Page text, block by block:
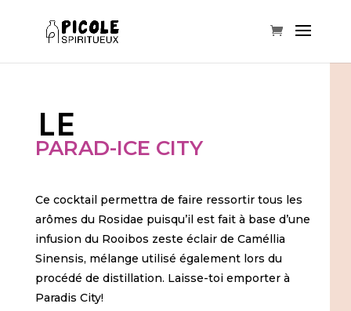
LE
PARAD-ICE CITY
Ce cocktail permettra de faire ressortir tous les
arômes du Rosidae puisqu’il est fait à base d’une
infusion du Rooibos zeste éclair de Caméllia
Sinensis, mélange utilisé également lors du
procédé de distillation. Laisse-toi emporter à
Paradis City!